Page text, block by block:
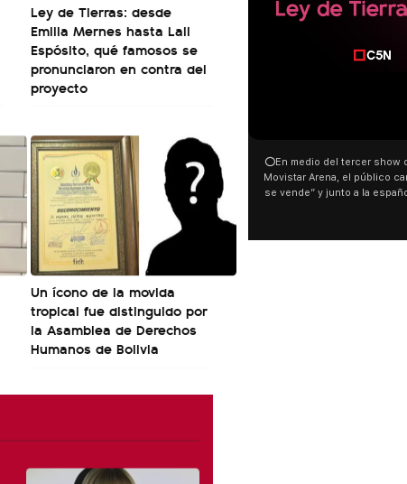
Ley de Tierras: desde
Emilia Mernes hasta Lali
Espósito, qué famosos se
pronunciaron en contra del
proyecto
Un ícono de la movida
tropical fue distinguido por
la Asamblea de Derechos
Humanos de Bolivia
⭕En medio del tercer show de
Movistar Arena, el público
se vende” y junto a la